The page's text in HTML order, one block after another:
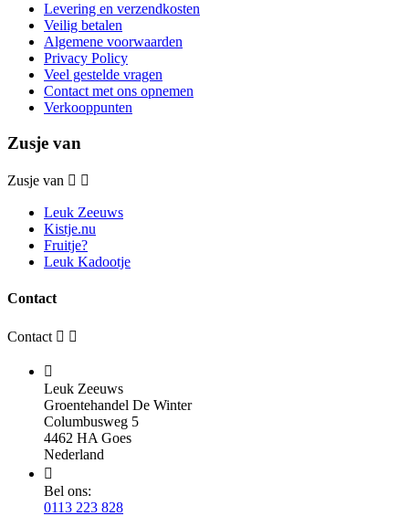
Levering en verzendkosten
Veilig betalen
Algemene voorwaarden
Privacy Policy
Veel gestelde vragen
Contact met ons opnemen
Verkooppunten
Zusje van
Zusje van  
Leuk Zeeuws
Kistje.nu
Fruitje?
Leuk Kadootje
Contact
Contact  

Leuk Zeeuws
Groentehandel De Winter
Columbusweg 5
4462 HA Goes
Nederland

Bel ons:
0113 223 828